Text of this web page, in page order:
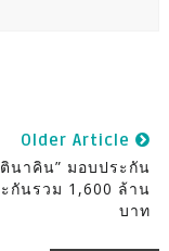
Older Article
ตินาคิน” มอบประกัน
กันรวม 1,600 ล้าน
บาท